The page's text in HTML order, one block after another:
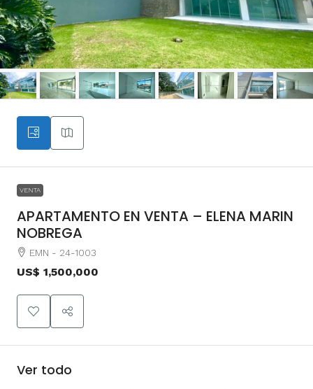
VENTA
APARTAMENTO EN VENTA – ELENA MARIN
NOBREGA
EMN - 24-1003
US$ 1,500,000
Ver todo